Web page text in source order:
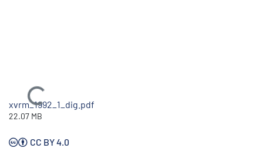
Ladataan...
xvrm_1992_1_dig.pdf
22.07 MB
CC BY 4.0